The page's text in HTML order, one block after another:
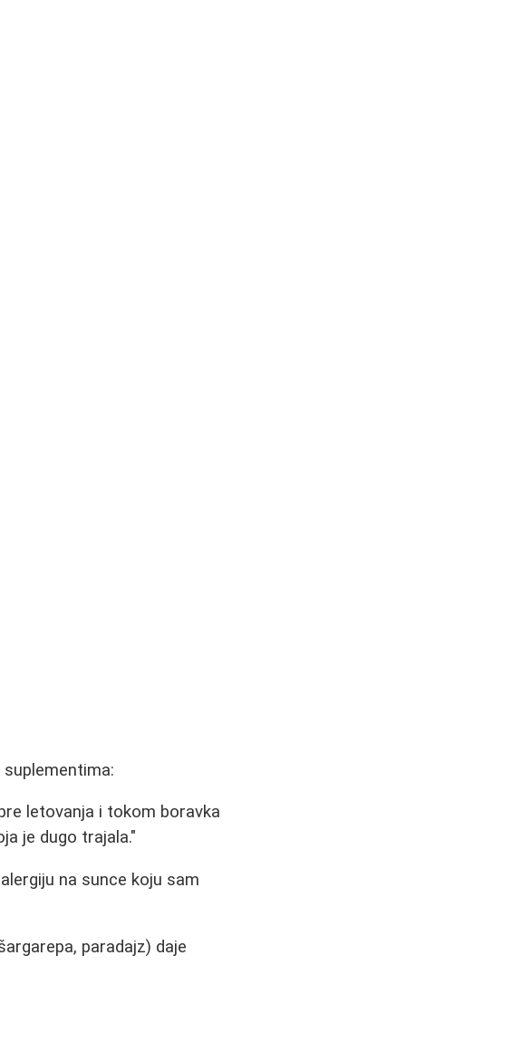
letovanja i tokom boravka
je dugo trajala."
na sunce koju sam
paradajz) daje